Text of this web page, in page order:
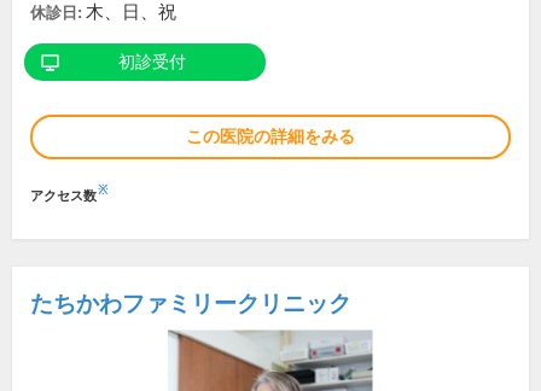
休診日: 木、日、祝
初診受付
この医院の詳細をみる
アクセス数※
たちかわファミリークリニック